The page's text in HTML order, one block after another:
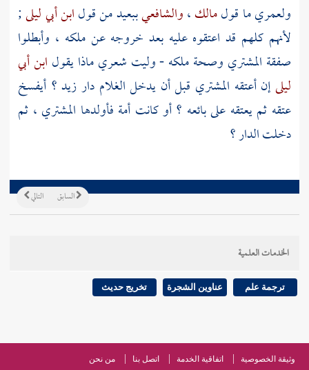
ولعمري ما قولمالك،والشافعيببعيد من قولابن أبي ليلى;
لأنهم كلهم قد اعتقوه عليه بعد خروجه عن ملكه ، وأبطلوا
صفقة المشتري وصحة ملكه - وليت شعري ماذا يقول ابن أبي
ليلىإن أعتقه المشتري قبل أن يدخل الغلام دار زيد ؟ أيفسخ
عتقه ثم يعتقه على بائعه ؟ أو كانت أمة فأولدها المشتري ، ثم
دخلت الدار ؟
التالي السابق
الخدمات العلمية
ترجمة علم عناوين الشجرة تخريج حديث
وثيقة الخصوصية اتفاقية الخدمة اتصل بنا من نحن